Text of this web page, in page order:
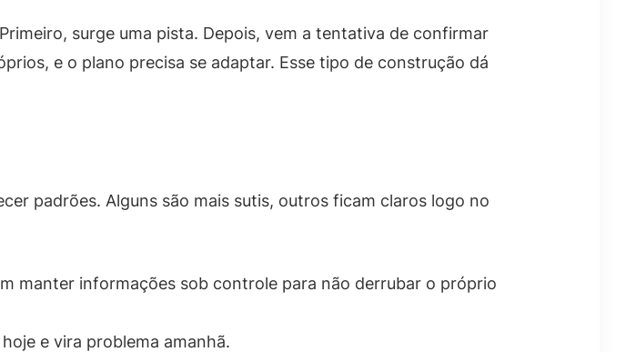
surge uma pista. Depois, vem a tentativa de confirmar
e o plano precisa se adaptar. Esse tipo de construção dá
padrões. Alguns são mais sutis, outros ficam claros logo no
manter informações sob controle para não derrubar o próprio
e vira problema amanhã.